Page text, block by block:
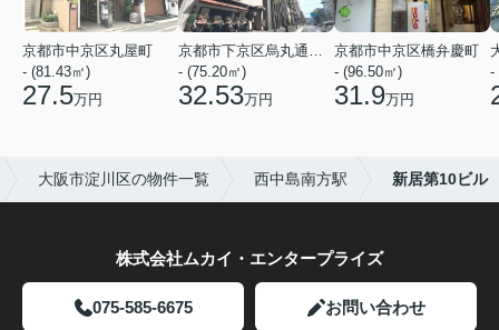
京都市中京区丸屋町
- (81.43㎡)
27.5万円
京都市下京区烏丸通五条上る五条烏丸町
- (75.20㎡)
32.53万円
京都市中京区橋弁慶町
- (96.50㎡)
31.9万円
-
大阪市淀川区の物件一覧 西中島南方駅 新居第10ビル
株式会社ムカイ・エンタープライズ
075-585-6675 お問い合わせ